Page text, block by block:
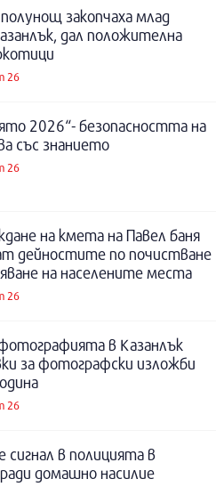
закопчаха млад
дал положителна
26
2026“- безопасността на
със знанието
26
на кмета на Павел баня
дейностите по почистване
на населените места
26
в Казанлък
за фотографски изложби
26
сигнал в полицията в
домашно насилие